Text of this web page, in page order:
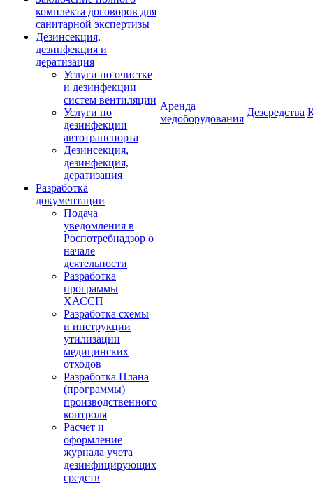
комплекта договоров для
санитарной экспертизы
Дезинсекция,
дезинфекция и
дератизация
Услуги по очистке
и дезинфекции
систем вентиляции
Услуги по
дезинфекции
автотранспорта
Дезинсекция,
дезинфекция,
дератизация
Разработка
документации
Подача
уведомления в
Роспотребнадзор о
начале
деятельности
Разработка
программы
ХАССП
Разработка схемы
и инструкции
утилизации
медицинских
отходов
Разработка Плана
(программы)
производственного
контроля
Расчет и
оформление
журнала учета
дезинфицирующих
средств
Аренда
медоборудования
Дезсредства